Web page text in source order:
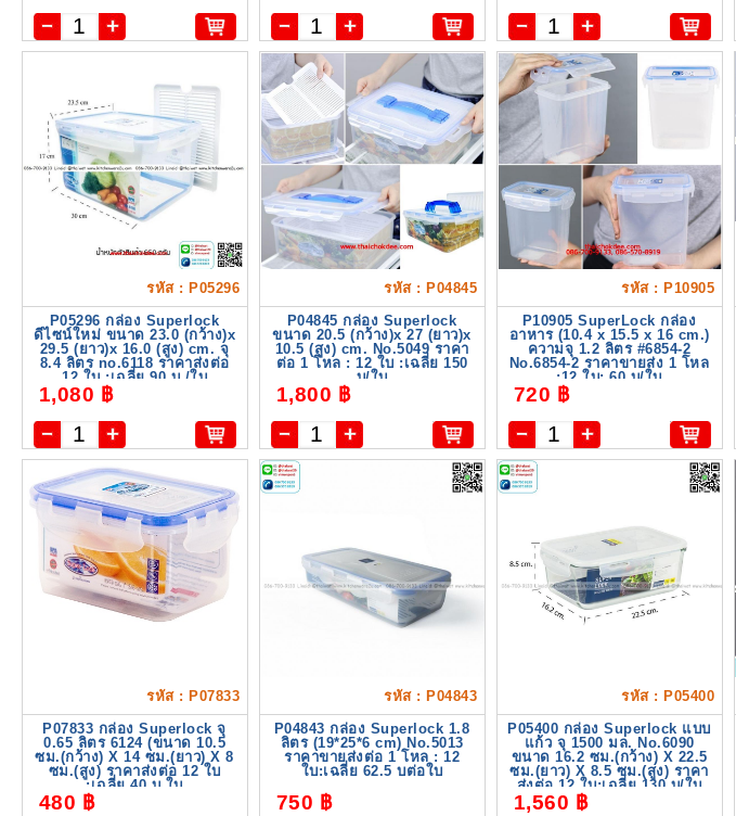
รหัส : P05296
P05296 กล่อง Superlock
ดีไซน์ใหม่ ขนาด 23.0 (กว้าง)x
29.5 (ยาว)x 16.0 (สูง) cm. จุ
8.4 ลิตร no.6118 ราคาส่งต่อ
12 ใบ :เฉลี่ย 90 บ./ใบ
1,080 ฿
รหัส : P04845
P04845 กล่อง Superlock
ขนาด 20.5 (กว้าง)x 27 (ยาว)x
10.5 (สูง) cm. No.5049 ราคา
ต่อ 1 โหล : 12 ใบ :เฉลี่ย 150
บ/ใบ
1,800 ฿
รหัส : P10905
P10905 SuperLock กล่อง
อาหาร (10.4 x 15.5 x 16 cm.)
ความจุ 1.2 ลิตร #6854-2
No.6854-2 ราคาขายส่ง 1 โหล
:12 ใบ: 60 บ/ใบ
720 ฿
รหัส : P07833
P07833 กล่อง Superlock จุ
0.65 ลิตร 6124 (ขนาด 10.5
ซม.(กว้าง) X 14 ซม.(ยาว) X 8
ซม.(สูง) ราคาส่งต่อ 12 ใบ
:เฉลี่ย 40 บ.ใบ
480 ฿
รหัส : P04843
P04843 กล่อง Superlock 1.8
ลิตร (19*25*6 cm) No.5013
ราคาขายส่งต่อ 1 โหล : 12
ใบ:เฉลี่ย 62.5 บต่อใบ
750 ฿
รหัส : P05400
P05400 กล่อง Superlock แบบ
แก้ว จุ 1500 มล. No.6090
ขนาด 16.2 ซม.(กว้าง) X 22.5
ซม.(ยาว) X 8.5 ซม.(สูง) ราคา
ส่งต่อ 12 ใบ:เฉลี่ย 130 บ/ใบ
1,560 ฿